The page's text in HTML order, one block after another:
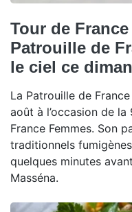
Tour de
Patrouille de
le ciel ce
La Patrouille de
août à l’occasion de
France Femmes. Son
traditionnels
quelques minutes
Masséna.